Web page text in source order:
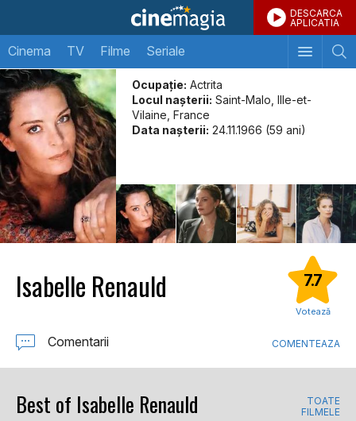
DESCARCA
APLICATIA
Cinema TV Filme Seriale
Ocupație: Actrita
Locul naşterii: Saint-Malo, Ille-et-
Vilaine, France
Data naşterii: 24.11.1966 (59 ani)
Isabelle Renauld 7.7
Votează
Comentarii COMENTEAZA
Best of Isabelle Renauld
TOATE
FILMELE